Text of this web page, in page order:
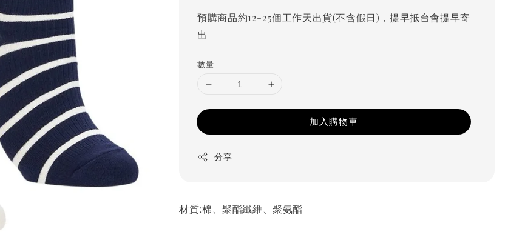
預購商品約12-25個工作天出貨(不含假日)，提早抵台會提早寄
出
數量
加入購物車
分享
材質:棉、聚酯纖維、聚氨酯